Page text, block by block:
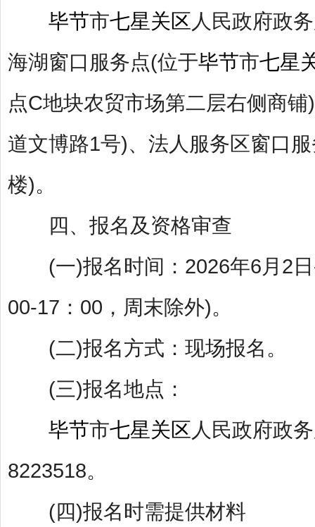
毕节市七星关区 人民政府政
海湖窗口服务点(位于毕节市七星
点C地块农贸市场第二层右侧商
道文博路1号)、法人服务区窗口
楼)。
四、报名及资格审查
(一)报名时间：2026年6月2日
00-17：00，周末除外)。
(二)报名方式：现场报名。
(三)报名地点：
毕节市七星关区 人民政府政
8223518。
(四)报名时需提供材料